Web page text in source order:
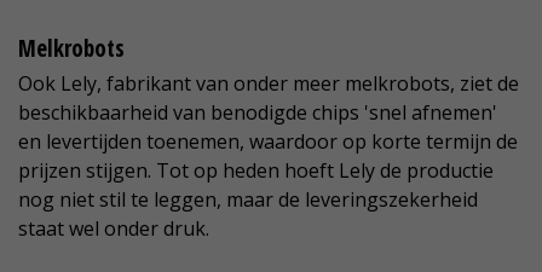
Melkrobots
Ook Lely, fabrikant van onder meer melkrobots, ziet de
beschikbaarheid van benodigde chips 'snel afnemen'
en levertijden toenemen, waardoor op korte termijn de
prijzen stijgen. Tot op heden hoeft Lely de productie
nog niet stil te leggen, maar de leveringszekerheid
staat wel onder druk.